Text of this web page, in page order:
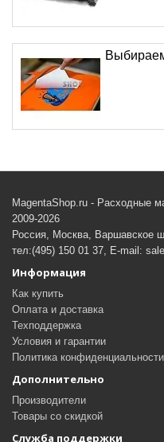
MagentaShop.ru - Расходные
2009-2026
Россия, Москва, Варшавское
тел:(495) 150 01 37, E-mail:
Информация
Как купить
Оплата и доставка
Техподдержка
Условия и гарантии
Политика конфиденциальности
Дополнительно
Производители
Товары со скидкой
Служба поддержки